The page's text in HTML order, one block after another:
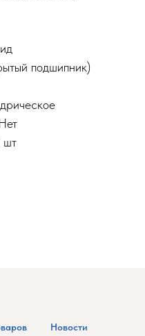
подшипник)
шт
Новости